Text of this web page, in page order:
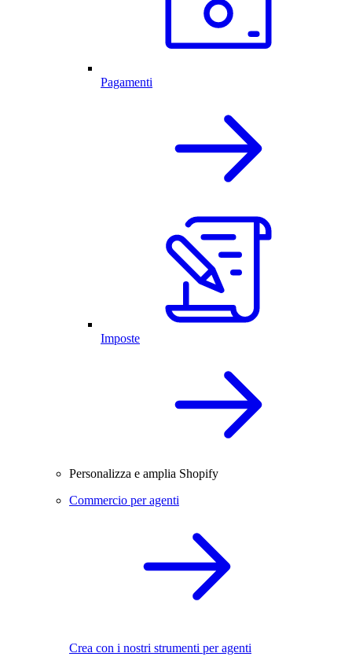
Pagamenti
Imposte
Personalizza e amplia Shopify
Commercio per agenti
Crea con i nostri strumenti per agenti